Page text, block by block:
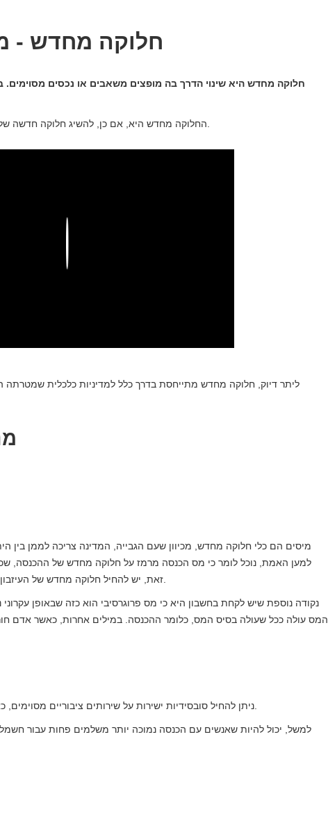
חלוקה מחדש -
חלוקה מחדש היא שינוי הדרך בה מופצים משאבים או נכסים
ליתר דיוק, חלוקה מחדש מתייחסת בדרך כלל למדיניות כלכלית שמטרתה
מיסים הם כלי חלוקה מחדש, מכיוון שעם הגבייה, המדינה צריכה לממן בין
למען האמת, נוכל לומר כי מס הכנסה מרמז על חלוקה מחדש של ההכנסה,
נקודה נוספת שיש לקחת בחשבון היא כי מס פרוגרסיבי הוא כזה שבאופן
המס עולה ככל שעולה בסיס המס, כלומר ההכנסה. במילים אחרות, כאשר אדם
למשל, יכול להיות שאנשים עם הכנסה נמוכה יותר משלמים פחות עבור חשמל,